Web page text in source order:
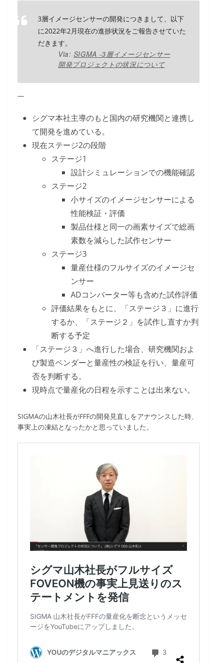
3層イメージセンサーの開発につきまして、以下
に2022年2月現在の進捗状況をご報告させていた
だきます。
Via: SIGMA -3層イメージセンサー
開発プロジェクトの状況について
—
シグマ本社主導のもと国内の研究機関と連携し
て開発を進めている。
現在ステージ2の段階
ステージ1
設計シミュレーションでの機能確認
ステージ2
小サイズのイメージセンサーによる
性能検証・評価
製品仕様と同一の画素サイズで総画
素数を減らした試作センサー
ステージ3
量産仕様のフルサイズのイメージセ
ンサー
ADコンバーター等も含めた試作評価
評価結果をもとに、「ステージ３」に進行
するか、「ステージ２」を試作し直すか判
断する予定
「ステージ３」へ進行した場合、研究機関およ
び製造ベンダーと量産性の検証を行い、量産可
否を判断する。
現時点で量産化の日程を示すことは出来ない。
SIGMAの山木社長がFFFの開発見直しをアナウンスした時、
事実上の凍結となったかと思っていました。